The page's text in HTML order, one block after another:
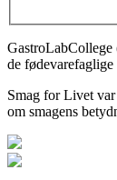
de fødevarefaglige
Smag for Livet
om smagens